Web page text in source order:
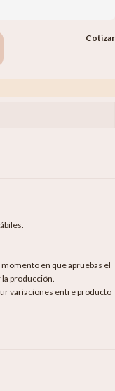
Cotizar
en que apruebas el
producción.
variaciones entre producto